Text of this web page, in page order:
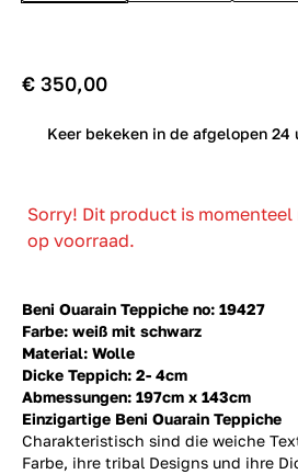
Beni Ouarain Teppiche no: 19427
Farbe: weiß mit schwarz
Material: Wolle
Dicke Teppich: 2- 4cm
Abmessungen: 197cm x 143cm
Einzigartige Beni Ouarain Teppiche
Charakteristisch sind die weiche
Farbe, ihre tribal Designs und ihre
€ 350,00
Keer bekeken in de afgelopen 24
Sorry! Dit product is momenteel
op voorraad.